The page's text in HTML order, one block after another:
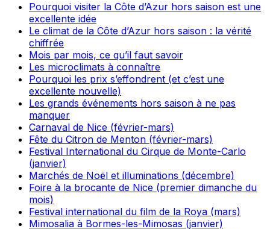
Pourquoi visiter la Côte d’Azur hors saison est une
excellente idée
Le climat de la Côte d’Azur hors saison : la vérité
chiffrée
Mois par mois, ce qu’il faut savoir
Les microclimats à connaître
Pourquoi les prix s’effondrent (et c’est une
excellente nouvelle)
Les grands événements hors saison à ne pas
manquer
Carnaval de Nice (février-mars)
Fête du Citron de Menton (février-mars)
Festival International du Cirque de Monte-Carlo
(janvier)
Marchés de Noël et illuminations (décembre)
Foire à la brocante de Nice (premier dimanche du
mois)
Festival international du film de la Roya (mars)
Mimosalia à Bormes-les-Mimosas (janvier)